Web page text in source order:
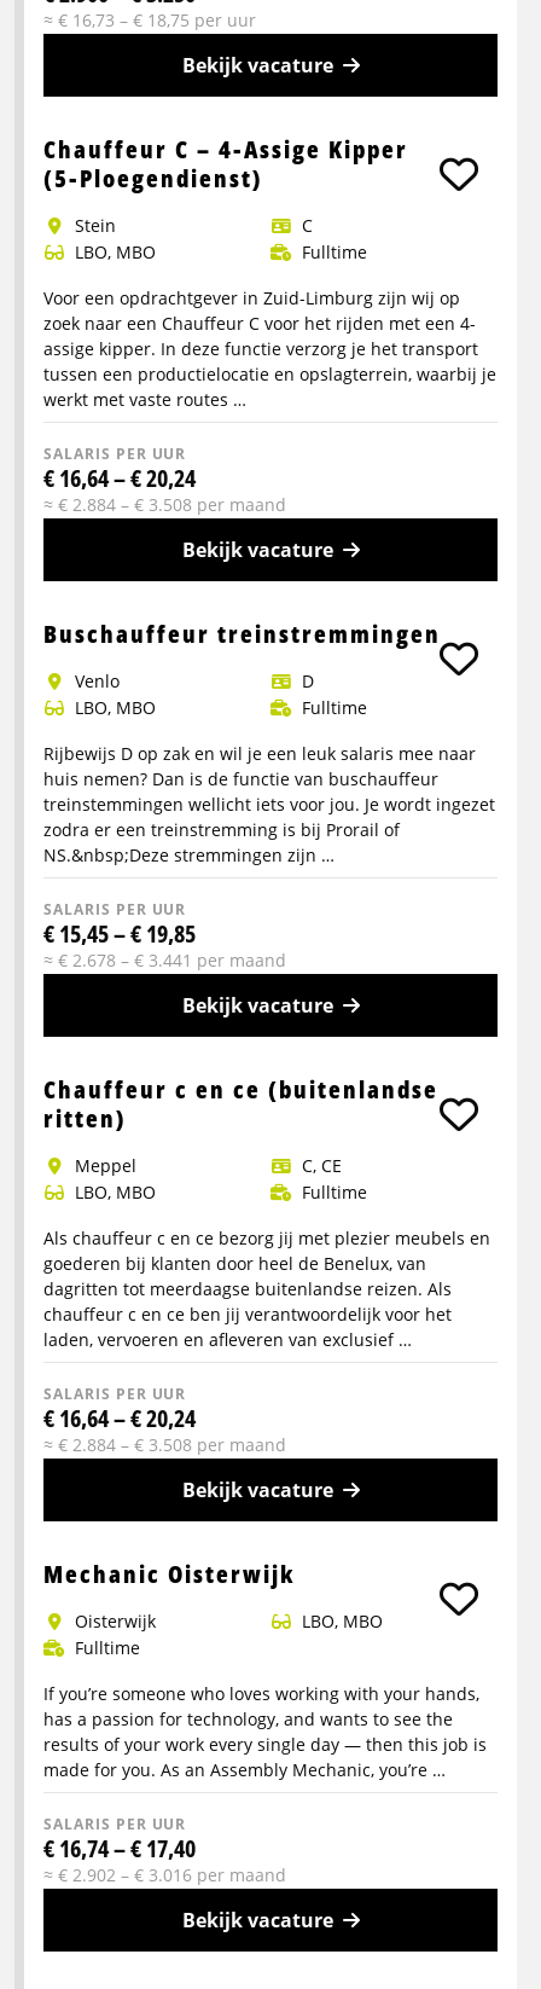
≈ € 16,73 – € 18,75 per uur
Bekijk vacature
info
over
medewerker
Chauffeur C – 4-Assige Kipper
(5-Ploegendienst)
Stein
C
LBO, MBO
Fulltime
Voor een opdrachtgever in Zuid-Limburg zijn wij op
zoek naar een Chauffeur C voor het rijden met een 4-
assige kipper. In deze functie verzorg je het transport
tussen een productielocatie en opslagterrein, waarbij je
werkt met vaste routes …
SALARIS PER UUR
€ 16,64 – € 20,24
≈ € 2.884 – € 3.508 per maand
Bekijk vacature
info
Chauffeur
C
–
4-
Assige
Kipper
(5-
Buschauffeur treinstremmingen
Venlo
D
LBO, MBO
Fulltime
Rijbewijs D op zak en wil je een leuk salaris mee naar
huis nemen? Dan is de functie van buschauffeur
treinstemmingen wellicht iets voor jou. Je wordt ingezet
zodra er een treinstremming is bij Prorail of
NS.&nbsp;Deze stremmingen zijn …
SALARIS PER UUR
€ 15,45 – € 19,85
≈ € 2.678 – € 3.441 per maand
Bekijk vacature
info
over
treinstremmingen
Chauffeur c en ce (buitenlandse
ritten)
Meppel
C, CE
LBO, MBO
Fulltime
Als chauffeur c en ce bezorg jij met plezier meubels en
goederen bij klanten door heel de Benelux, van
dagritten tot meerdaagse buitenlandse reizen. Als
chauffeur c en ce ben jij verantwoordelijk voor het
laden, vervoeren en afleveren van exclusief …
SALARIS PER UUR
€ 16,64 – € 20,24
≈ € 2.884 – € 3.508 per maand
Bekijk vacature
info
Chauffeur
c
en
ce
(buitenlandse
ritten)
Mechanic Oisterwijk
Oisterwijk
LBO, MBO
Fulltime
If you’re someone who loves working with your hands,
has a passion for technology, and wants to see the
results of your work every single day — then this job is
made for you. As an Assembly Mechanic, you’re …
SALARIS PER UUR
€ 16,74 – € 17,40
≈ € 2.902 – € 3.016 per maand
Bekijk vacature